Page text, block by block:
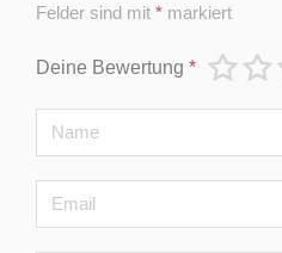
Felder sind mit * markiert
Deine Bewertung *